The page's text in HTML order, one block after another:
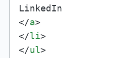
</a>
</li>
</ul>